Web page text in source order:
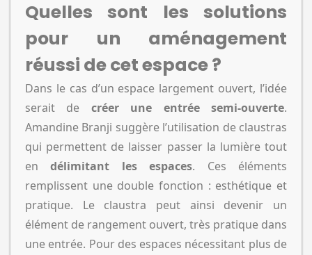
Quelles sont les solutions
pour un aménagement
réussi de cet espace ?
Dans le cas d’un espace largement ouvert, l’idée
serait de créer une entrée semi-ouverte.
Amandine Branji suggère l’utilisation de claustras
qui permettent de laisser passer la lumière tout
endélimitant les espaces. Ces éléments
remplissent une double fonction : esthétique et
pratique. Le claustra peut ainsi devenir un
élément de rangement ouvert, très pratique dans
une entrée. Pour des espaces nécessitant plus de